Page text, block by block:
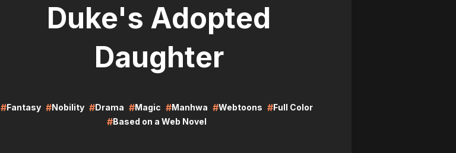
Duke's Adopted
Daughter
#Fantasy #Nobility #Drama #Magic #Manhwa #Webtoons #Full Color
#Based on a Web Novel